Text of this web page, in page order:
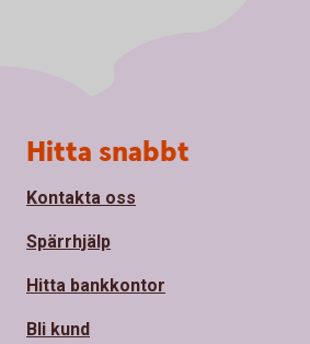
Sidfot
Hitta snabbt
Kontakta oss
Spärrhjälp
Hitta bankkontor
Bli kund